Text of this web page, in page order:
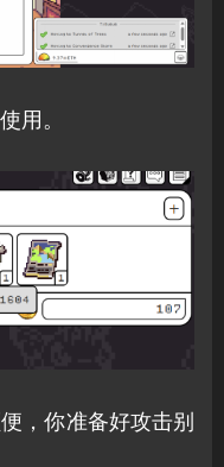
用。
，你准备好攻击别